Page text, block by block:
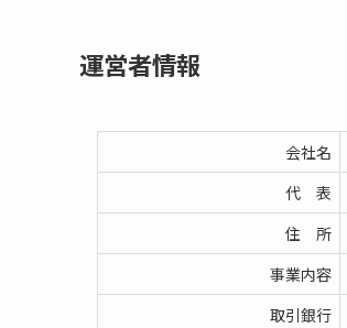
運営者情報
会社名
代 表
住 所
事業内容
取引銀行